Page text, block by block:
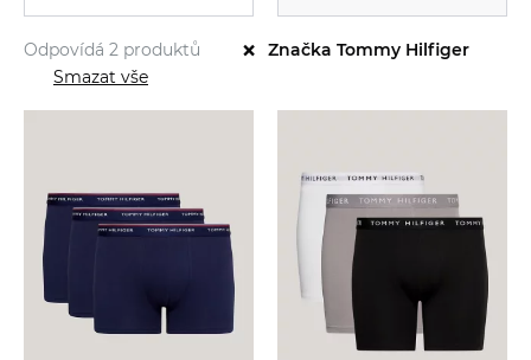
Abecedně
Od nejlevnějšího
VELIKOST
XS
S
XL
CENA
BARVA
Odpovídá 2 produktů ×
Značka Tommy Hilfiger
Smazat vše